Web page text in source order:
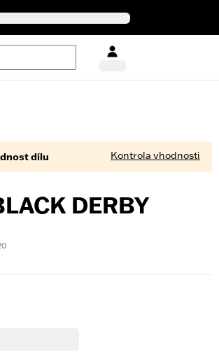
dílu Kontrola vhodnosti
DERBY